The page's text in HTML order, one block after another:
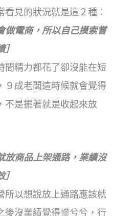
看見的狀況就是這２ 種：
做電商，所以自己摸索嘗
間精力都花了卻沒能在短
９成老闆這時候就會覺得
不是擺著就是收起來放
放商品上架通路，業績沒
所以想說放上通路應該就
後沒業績覺得慘兮兮，行